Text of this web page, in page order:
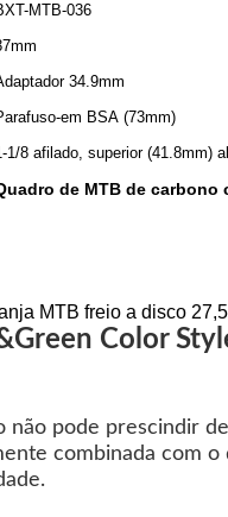
MTB-036
34.9mm
em BSA (73mm)
1/8 afilado, superior (41.8mm)
de MTB de carbono
MTB freio a disco
Color
não pode prescindir
combinada com